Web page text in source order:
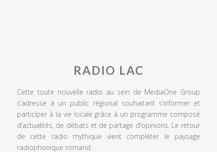
RADIO LAC
Cette toute nouvelle radio au sein de MediaOne Group
s’adresse à un public régional souhaitant s’informer et
participer à la vie locale grâce à un programme composé
d’actualités, de débats et de partage d’opinions. Le retour
de cette radio mythique vient compléter le paysage
radiophonique romand.